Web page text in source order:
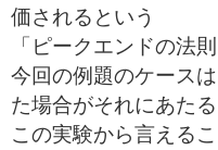
価されるという
「ピークエンドの法
今回の例題のケース
た場合がそれにあた
この実験から言える